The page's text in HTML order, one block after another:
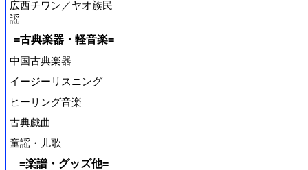
広西チワン／ヤオ族民
謡
=古典楽器・軽音楽=
中国古典楽器
イージーリスニング
ヒーリング音楽
古典戯曲
童謡・儿歌
=楽譜・グッズ他=